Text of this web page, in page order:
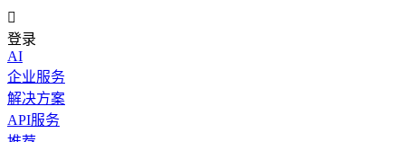

登录
AI
企业服务
解决方案
API服务